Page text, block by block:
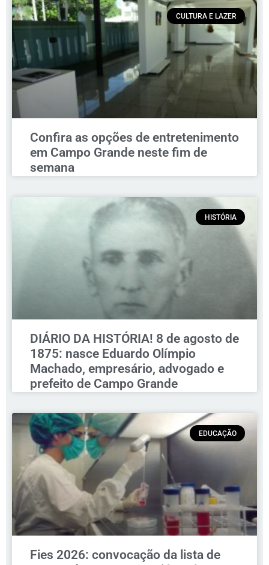
CULTURA E LAZER
Confira as opções de entretenimento
em Campo Grande neste fim de
semana
HISTÓRIA
DIÁRIO DA HISTÓRIA! 8 de agosto de
1875: nasce Eduardo Olímpio
Machado, empresário, advogado e
prefeito de Campo Grande
EDUCAÇÃO
Fies 2026: convocação da lista de